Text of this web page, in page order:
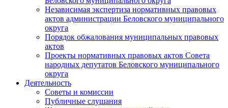
Независимая экспертиза нормативных правовых
актов администрации Беловского муниципального
округа
Порядок обжалования муниципальных правовых
актов
Проекты нормативных правовых актов Совета
народных депутатов Беловского муниципального
округа
Деятельность
Советы и комиссии
Публичные слушания